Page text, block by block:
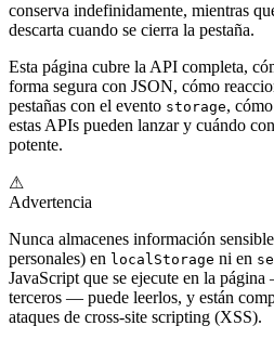
conserva indefinidamente, mientras
descarta cuando se cierra la pestaña.
Esta página cubre la API completa,
forma segura con JSON, cómo
pestañas con el evento storage,
estas APIs pueden lanzar y cuándo
potente.
⚠
Advertencia
Nunca almacenes información
personales) en localStorage ni en
JavaScript que se ejecute en la
terceros — puede leerlos, y están
ataques de cross-site scripting (XSS).